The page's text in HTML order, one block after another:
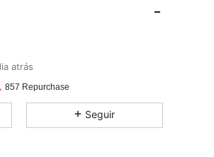
atrás
246
246
246
857 Repurchase
Seguir